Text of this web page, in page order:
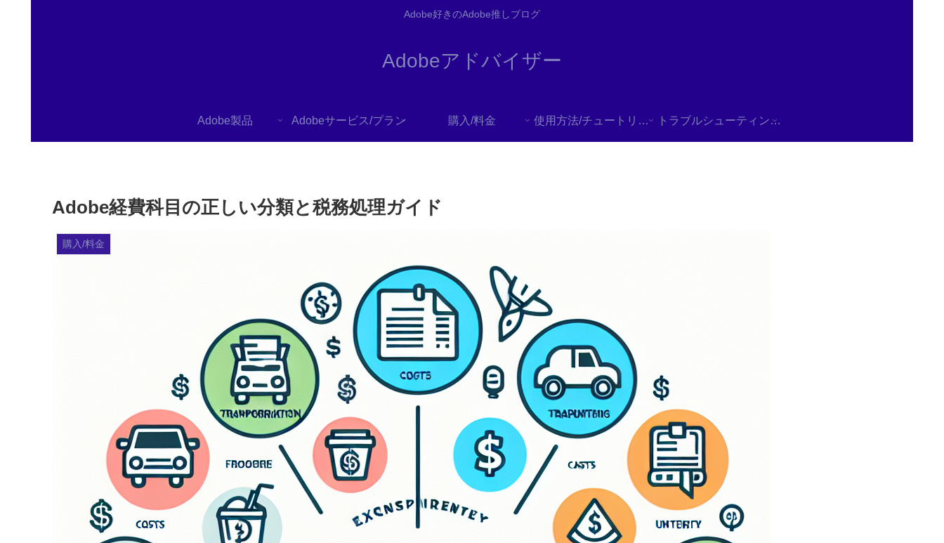
Adobe好きのAdobe推しブログ
Adobeアドバイザー
Adobe製品 Adobeサービス/プラン 購入/料金 使用方法/チュートリアル トラブルシューティング/FAQ
Adobe経費科目の正しい分類と税務処理ガイド
購入/料金